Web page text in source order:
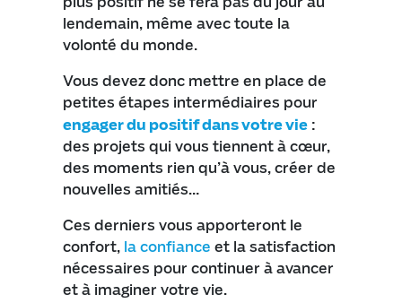
lendemain, même avec toute la
volonté du monde.
Vous devez donc mettre en place de
petites étapes intermédiaires pour
engager du positif dans votre vie :
des projets qui vous tiennent à cœur,
des moments rien qu’à vous, créer de
nouvelles amitiés…
Ces derniers vous apporteront le
confort, la confiance et la satisfaction
nécessaires pour continuer à avancer
et à imaginer votre vie.